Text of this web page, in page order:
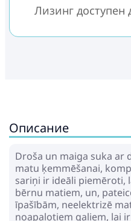
Лизинг доступен
Описание
Droša un maiga suka ar
matu ķemmēšanai,
sariņi ir ideāli piemēroti,
bērnu matiem, un,
īpašībām, neelektrizē
noapaļotiem galiem, lai